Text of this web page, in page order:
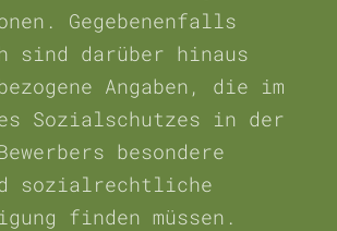
Gegebenenfalls
sind darüber hinaus
Angaben, die im
Sozialschutzes in der
besondere
sozialrechtliche
finden müssen.